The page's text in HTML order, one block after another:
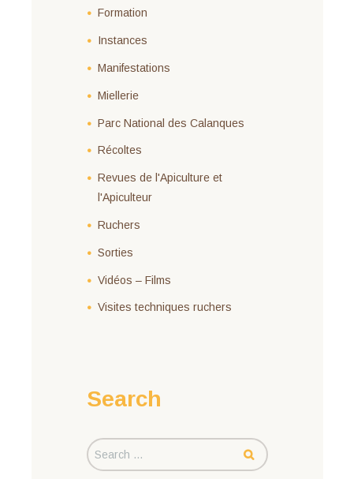
Formation
Instances
Manifestations
Miellerie
Parc National des Calanques
Récoltes
Revues de l'Apiculture et
l'Apiculteur
Ruchers
Sorties
Vidéos – Films
Visites techniques ruchers
Search